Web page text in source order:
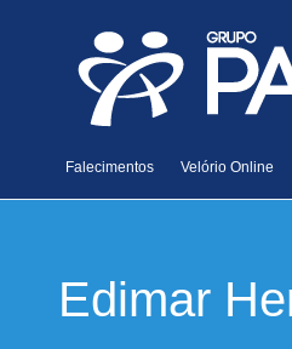
Falecimentos Velório Online
Edimar